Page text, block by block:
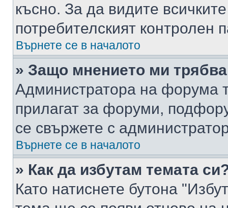
късно. За да видите
потребителският контролен
Върнете се в началото
» Защо мнението ми
Администратора на форума
прилагат за форуми,
се свържете с
Върнете се в началото
» Как да избутам темата
Като натиснете бутона